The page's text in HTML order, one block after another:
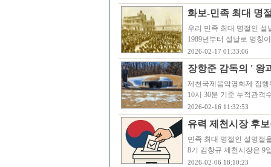
화보-민족 최대 명
우리 민족 최대 명절인 설
1989년부터 설날로 명칭
2026-02-17 01:33:06
장항준 감독의 ' 왕
제천국제음악영화제 집
10시 30분 기준 누적관객
2026-02-16 11:32:53
유력 제천시장 후
민족 최대 명절인 설명절
8기 김창규 제천시장은 9
2026-02-06 18:10:23